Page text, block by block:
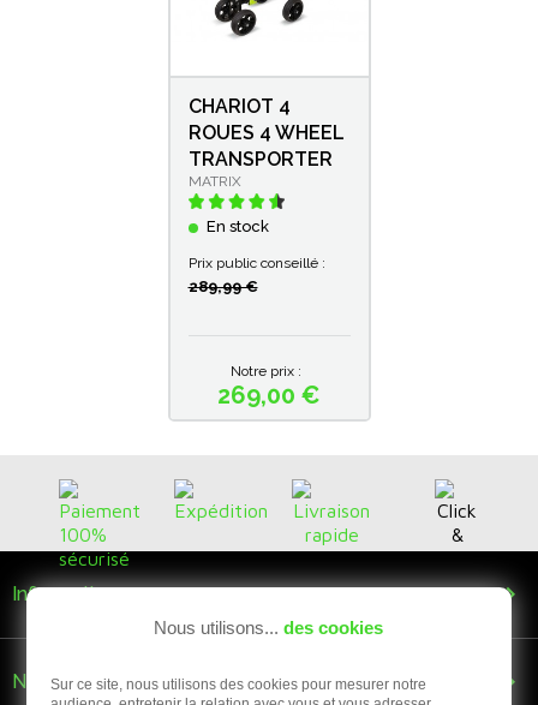
CHARIOT 4
ROUES 4 WHEEL
TRANSPORTER
MATRIX
En stock
Prix public conseillé :
289,99 €
Prix
Notre prix :
269,00 €
Informations 
Nous suivre 
Nous utilisons... des cookies
Sur ce site, nous utilisons des cookies pour mesurer notre